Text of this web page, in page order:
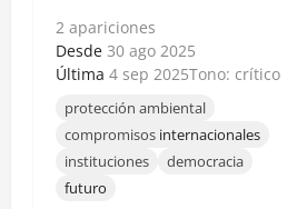
2 apariciones
Desde 30 ago 2025
Última 4 sep 2025Tono: crítico
protección ambiental
compromisos internacionales
instituciones
democracia
futuro